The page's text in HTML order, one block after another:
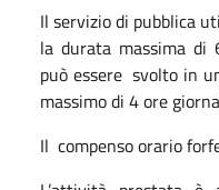
Il servizio di pubblica
la durata massima
può essere svolto in
massimo di 4 ore
Il compenso orario